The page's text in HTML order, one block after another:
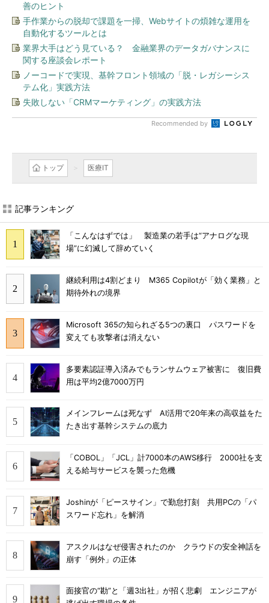
善のヒント
手作業からの脱却で課題を一掃、Webサイトの煩雑な運用を
自動化するツールとは
業界大手はどう見ている？ 金融業界のデータガバナンスに
関する座談会レポート
ノーコードで実現、基幹フロント領域の「脱・レガシーシス
テム化」実践方法
失敗しない「CRMマーケティング」の実践方法
Recommended by
トップ 医療IT
記事ランキング
「こんなはずでは」 製造業の若手は“アナログな現
場”に幻滅して辞めていく
継続利用は4割どまり M365 Copilotが「効く業務」と
期待外れの境界
Microsoft 365の知られざる5つの裏口 パスワードを
変えても攻撃者は消えない
多要素認証導入済みでもランサムウェア被害に 復旧費
用は平均2億7000万円
メインフレームは死なず AI活用で20年来の高収益をた
たき出す基幹システムの底力
「COBOL」「JCL」計7000本のAWS移行 2000社を支
える給与サービスを襲った危機
Joshinが「ピースサイン」で勤怠打刻 共用PCの「パ
スワード忘れ」を解消
アスクルはなぜ侵害されたのか クラウドの安全神話を
崩す「例外」の正体
面接官の“勘”と「週3出社」が招く悲劇 エンジニアが